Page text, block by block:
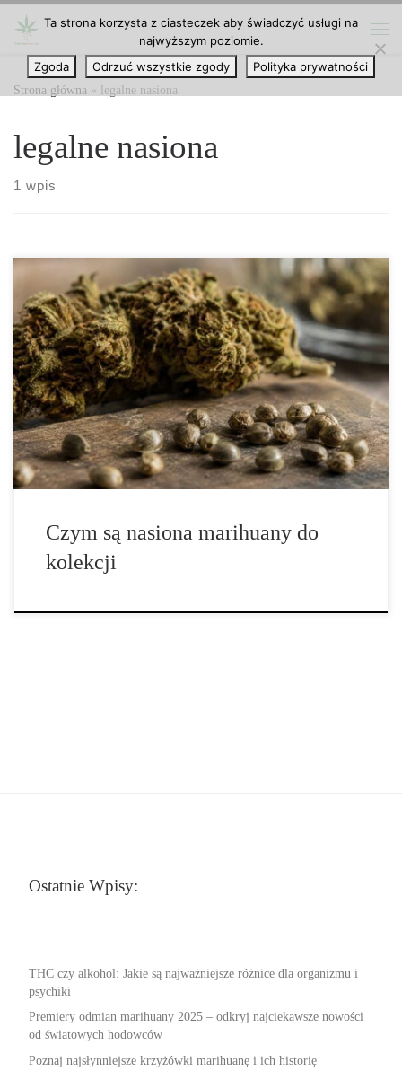
Przejdź do treści
Strona główna » legalne nasiona
legalne nasiona
1 wpis
Nasiona kolekcjonerskie marihuany – czym są i dlaczego ich
posiadanie może być zgodne z prawem? Nasiona kolekcjonerskie
marihuany to temat, który od wielu lat wzbudza zainteresowanie
osób śledzących rynek konopny, pasjonatów botaniki,
kolekcjonerów oraz użytkowników szukających konkretnych
informacji o obowiązujących przepisach. Wokół tego zagadnienia
pojawia się sporo nieporozumień, ponieważ słowo […]
Czym są nasiona marihuany do
kolekcji
Ostatnie Wpisy:
THC czy alkohol: Jakie są najważniejsze różnice dla organizmu i
psychiki
Premiery odmian marihuany 2025 – odkryj najciekawsze nowości
od światowych hodowców
Poznaj najsłynniejsze krzyżówki marihuanę i ich historię
Ta strona korzysta z ciasteczek aby świadczyć usługi na
najwyższym poziomie.
Zgoda
Odrzuć wszystkie zgody Polityka prywatności